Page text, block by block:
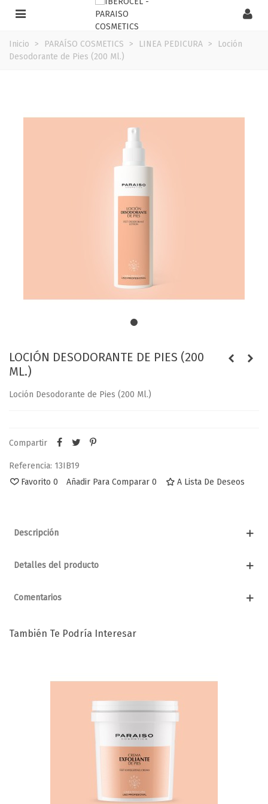
Inicio > PARAÍSO COSMETICS > LINEA PEDICURA >
Loción
Desodorante de Pies (200 Ml.)
LOCIÓN DESODORANTE DE PIES (200
ML.)
Loción Desodorante de Pies (200 Ml.)
Compartir
Referencia: 13IB19
Favorito 0 Añadir Para Comparar 0 A Lista De Deseos
Descripción
Detalles del producto
Comentarios
También Te Podría Interesar